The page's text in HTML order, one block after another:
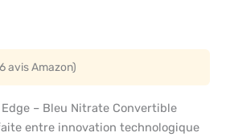
avis Amazon)
Edge – Bleu Nitrate Convertible
entre innovation technologique